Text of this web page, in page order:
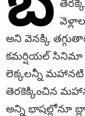
అని వెనక్కి
కమర్షియల్ సినిమా
లెక్కలన్నీ మహానటి
తెరకెక్కించిన
అన్ని భాషల్లోనూ